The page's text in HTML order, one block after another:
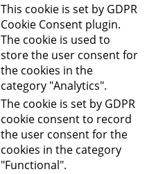
This cookie is set by GDPR
Cookie Consent plugin.
The cookie is used to
store the user consent for
the cookies in the
category "Analytics".
The cookie is set by GDPR
cookie consent to record
the user consent for the
cookies in the category
"Functional".